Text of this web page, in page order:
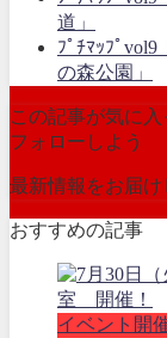
道」
ﾌﾟﾁﾏｯﾌﾟ
の森公園」
この記事が気に入
フォローしよう
最新情報をお届け
おすすめの記事
イベント開